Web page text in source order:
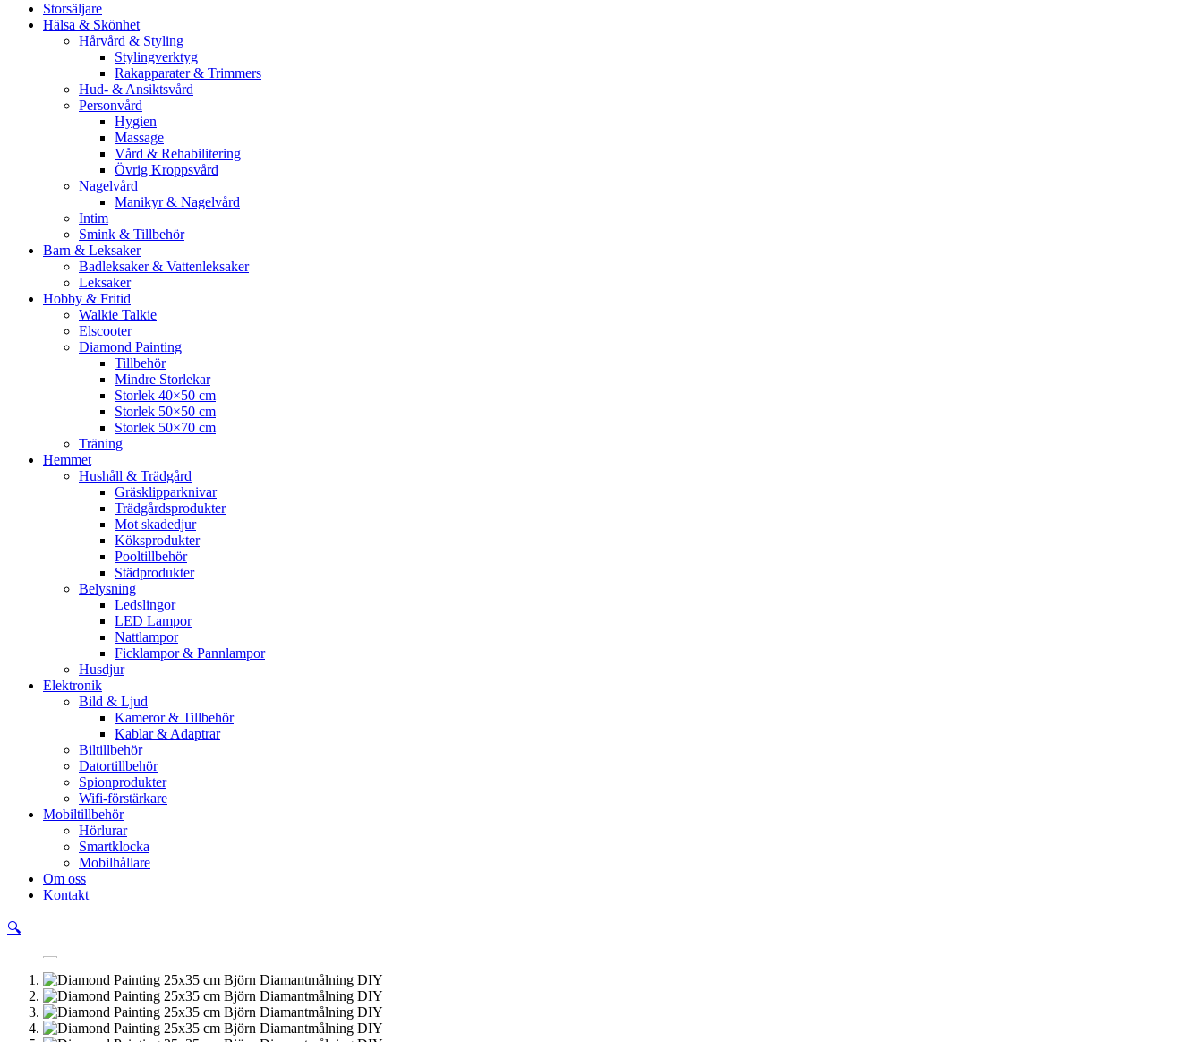
Storsäljare
Hälsa & Skönhet
Hårvård & Styling
Stylingverktyg
Rakapparater & Trimmers
Hud- & Ansiktsvård
Personvård
Hygien
Massage
Vård & Rehabilitering
Övrig Kroppsvård
Nagelvård
Manikyr & Nagelvård
Intim
Smink & Tillbehör
Barn & Leksaker
Badleksaker & Vattenleksaker
Leksaker
Hobby & Fritid
Walkie Talkie
Elscooter
Diamond Painting
Tillbehör
Mindre Storlekar
Storlek 40×50 cm
Storlek 50×50 cm
Storlek 50×70 cm
Träning
Hemmet
Hushåll & Trädgård
Gräsklipparknivar
Trädgårdsprodukter
Mot skadedjur
Köksprodukter
Pooltillbehör
Städprodukter
Belysning
Ledslingor
LED Lampor
Nattlampor
Ficklampor & Pannlampor
Husdjur
Elektronik
Bild & Ljud
Kameror & Tillbehör
Kablar & Adaptrar
Biltillbehör
Datortillbehör
Spionprodukter
Wifi-förstärkare
Mobiltillbehör
Hörlurar
Smartklocka
Mobilhållare
Om oss
Kontakt
🔍